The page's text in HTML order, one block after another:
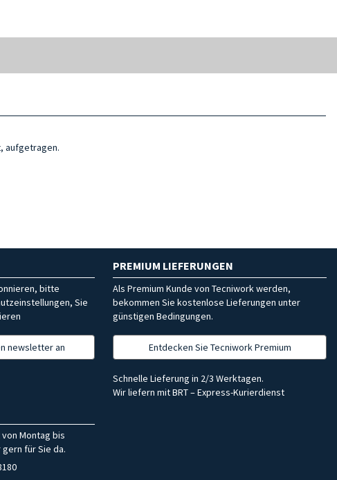
aufgetragen.
bitte
Sie
newsletter an
PREMIUM LIEFERUNGEN
Als Premium Kunde von Tecniwork werden,
bekommen Sie kostenlose Lieferungen unter
günstigen Bedingungen.
Entdecken Sie Tecniwork Premium
Schnelle Lieferung in 2/3 Werktagen.
Wir liefern mit BRT – Express-Kurierdienst
Montag bis
gern für Sie da.